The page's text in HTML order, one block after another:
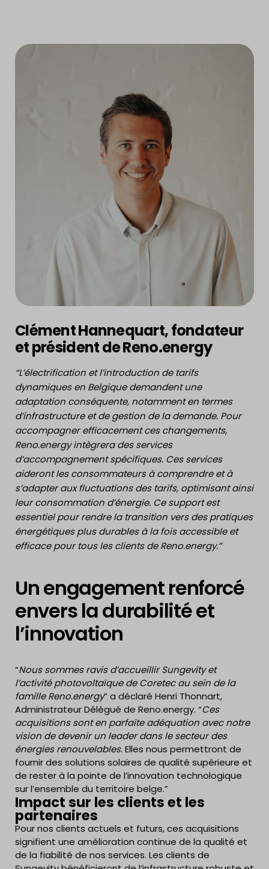
Clément Hannequart, fondateur
et président de Reno.energy
“L’électrification et l’introduction de tarifs
dynamiques en Belgique demandent une
adaptation conséquente, notamment en termes
d’infrastructure et de gestion de la demande. Pour
accompagner efficacement ces changements,
Reno.energy intègrera des services
d’accompagnement spécifiques. Ces services
aideront les consommateurs à comprendre et à
s’adapter aux fluctuations des tarifs, optimisant ainsi
leur consommation d’énergie. Ce support est
essentiel pour rendre la transition vers des pratiques
énergétiques plus durables à la fois accessible et
efficace pour tous les clients de Reno.energy.”
Un engagement renforcé
envers la durabilité et
l’innovation
“Nous sommes ravis d’accueillir Sungevity et
l’activité photovoltaïque de Coretec au sein de la
famille Reno.energy” a déclaré Henri Thonnart,
Administrateur Délégué de Reno.energy. “Ces
acquisitions sont en parfaite adéquation avec notre
vision de devenir un leader dans le secteur des
énergies renouvelables. Elles nous permettront de
fournir des solutions solaires de qualité supérieure et
de rester à la pointe de l’innovation technologique
sur l’ensemble du territoire belge.”
Impact sur les clients et les
partenaires
Pour nos clients actuels et futurs, ces acquisitions
signifient une amélioration continue de la qualité et
de la fiabilité de nos services. Les clients de